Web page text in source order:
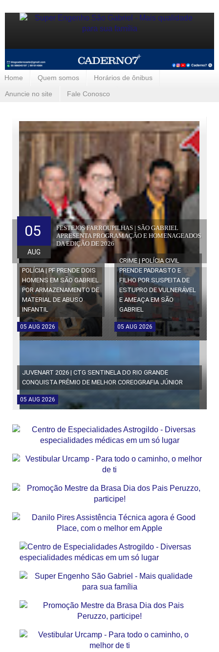
Home Quem somos Horários de ônibus
Anuncie no site Fale Conosco
FESTEJOS FARROUPILHAS | SÃO GABRIEL
APRESENTA PROGRAMAÇÃO E HOMENAGEADOS
DA EDIÇÃO DE 2026
05
AUG
POLÍCIA | PF PRENDE DOIS
HOMENS EM SÃO GABRIEL
POR ARMAZENAMENTO DE
MATERIAL DE ABUSO
INFANTIL
05 AUG 2026
CRIME | POLÍCIA CIVIL
PRENDE PADRASTO E
FILHO POR SUSPEITA DE
ESTUPRO DE VULNERÁVEL
E AMEAÇA EM SÃO
GABRIEL
05 AUG 2026
JUVENART 2026 | CTG SENTINELA DO RIO GRANDE
CONQUISTA PRÊMIO DE MELHOR COREOGRAFIA JÚNIOR
05 AUG 2026